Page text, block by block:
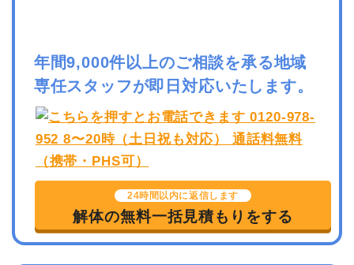
年間9,000件以上のご相談を承る地域
専任スタッフが即日対応いたします。
24時間以内に返信します
解体の無料一括見積もりをする